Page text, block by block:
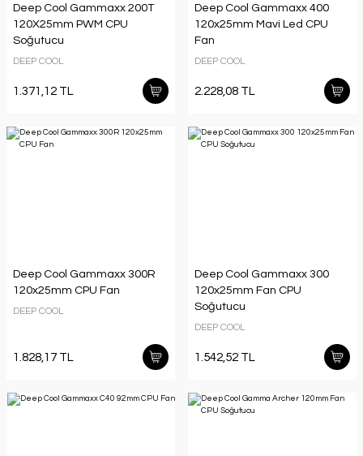
Deep Cool Gammaxx 200T
120X25mm PWM CPU
Soğutucu
DEEP COOL
1.371,12 TL
Deep Cool Gammaxx 400
120x25mm Mavi Led CPU
Fan
DEEP COOL
2.228,08 TL
Deep Cool Gammaxx 300R
120x25mm CPU Fan
DEEP COOL
1.828,17 TL
Deep Cool Gammaxx 300
120x25mm Fan CPU
Soğutucu
DEEP COOL
1.542,52 TL